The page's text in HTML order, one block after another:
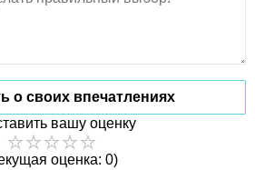
о своих впечатлениях
вашу оценку
оценка: 0)